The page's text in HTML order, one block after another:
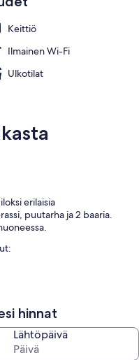
patio
Keittiö
Ilmainen Wi-Fi
Ulkotilat
erilaisia
puutarha ja 2 baaria.
palvelut ja
oleva vastaanotto
hinnat
Lähtöpäivä